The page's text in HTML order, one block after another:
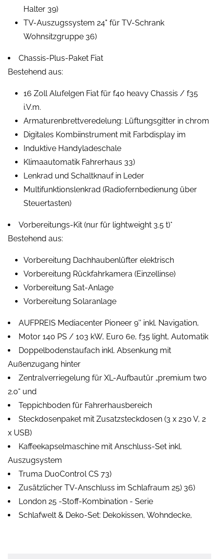
Halter 39)
TV-Auszugssystem 24" für TV-Schrank
Wohnsitzgruppe 36)
Chassis-Plus-Paket Fiat
Bestehend aus:
16 Zoll Alufelgen Fiat für f40 heavy Chassis / f35
i.V.m.
Armaturenbrettveredelung: Lüftungsgitter in chrom
Digitales Kombiinstrument mit Farbdisplay im
Induktive Handyladeschale
Klimaautomatik Fahrerhaus 33)
Lenkrad und Schaltknauf in Leder
Multifunktionslenkrad (Radiofernbedienung über
Steuertasten)
Vorbereitungs-Kit (nur für lightweight 3.5 t)*
Bestehend aus:
Vorbereitung Dachhaubenlüfter elektrisch
Vorbereitung Rückfahrkamera (Einzellinse)
Vorbereitung Sat-Anlage
Vorbereitung Solaranlage
AUFPREIS Mediacenter Pioneer 9'' inkl. Navigation,
Motor 140 PS / 103 kW, Euro 6e, f35 light, Automatik
Doppelbodenstaufach inkl. Absenkung mit
Außenzugang hinter
Zentralverriegelung für XL-Aufbautür „premium two
2.0“ und
Teppichboden für Fahrerhausbereich
Steckdosenpaket mit Zusatzsteckdosen (3 x 230 V, 2
x USB)
Kaffeekapselmaschine mit Anschluss-Set inkl.
Auszugsystem
Truma DuoControl CS 73)
Zusätzlicher TV-Anschluss im Schlafraum 25) 36)
London 25 -Stoff-Kombination - Serie
Schlafwelt & Deko-Set: Dekokissen, Wohndecke,